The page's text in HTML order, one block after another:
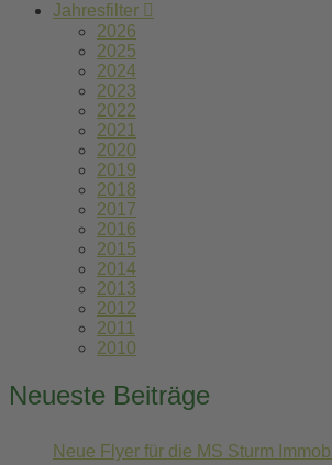
Jahresfilter
2026
2025
2024
2023
2022
2021
2020
2019
2018
2017
2016
2015
2014
2013
2012
2011
2010
Neueste Beiträge
Neue Flyer für die MS Sturm